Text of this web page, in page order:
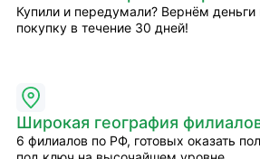
Купили и передумали? Вернём
покупку в течение 30 дней!
Широкая география
6 филиалов по РФ, готовых оказать